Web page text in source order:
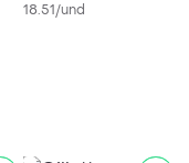
Barbear Descartável 2
18.51/und